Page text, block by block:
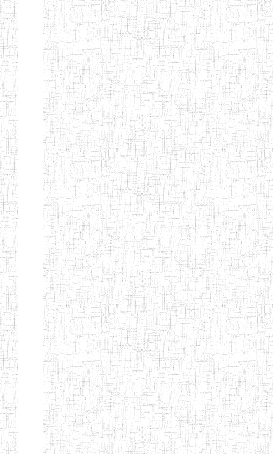
Effacer les filtres
Denomination
Type
Nature
Arrondissement
Denomination Création Type Nature
GTTC KUMBO 14/07/2001 ENIEG Public
GTTTC
JIKEJEM
12/09/2014 ENIET Public
GTTC
NKAMBE
12/11/1984 ENIEG Public
GTTC WUM 01/09/1997 ENIEG Public